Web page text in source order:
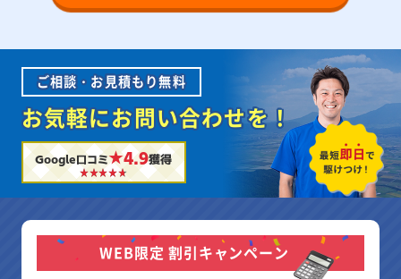
ご相談・お見積もり無料
お気軽にお問い合わせを！
Google口コミ★4.9獲得
WEB限定 割引キャンペーン